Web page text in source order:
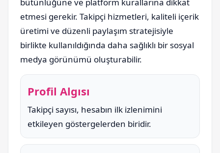
etmesi gerekir. Takipçi hizmetleri, kaliteli içerik
üretimi ve düzenli paylaşım stratejisiyle
birlikte kullanıldığında daha sağlıklı bir sosyal
medya görünümü oluşturabilir.
Profil Algısı
Takipçi sayısı, hesabın ilk izlenimini
etkileyen göstergelerden biridir.